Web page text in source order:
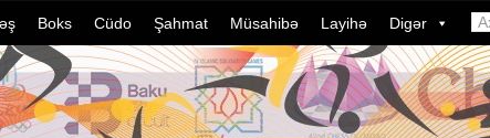
Boks Cüdo Şahmat Müsahibə Layihə Digər